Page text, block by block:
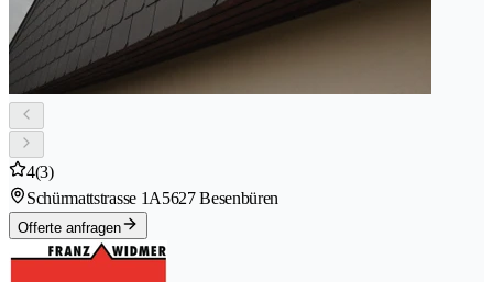
4(3)
Schürmattstrasse 1A5627 Besenbüren
Offerte anfragen